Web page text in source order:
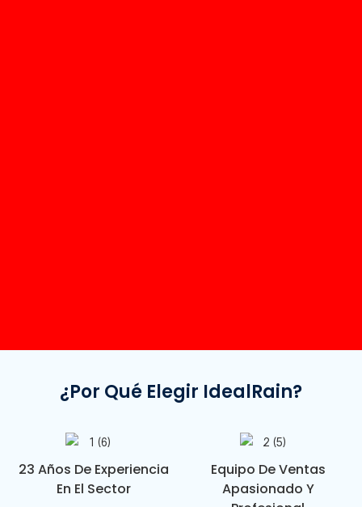
¿Por Qué Elegir IdealRain?
23 Años De Experiencia
En El Sector
Equipo De Ventas
Apasionado Y